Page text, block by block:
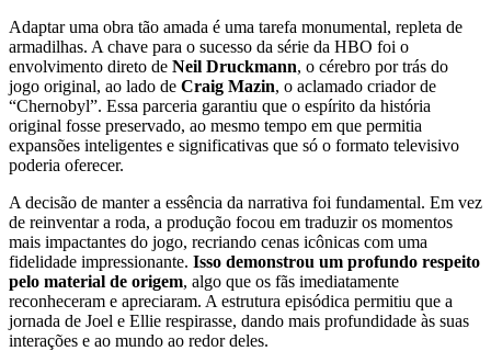
Adaptar uma obra tão amada é uma tarefa monumental, repleta de
armadilhas. A chave para o sucesso da série da HBO foi o
envolvimento direto de Neil Druckmann, o cérebro por trás do
jogo original, ao lado de Craig Mazin, o aclamado criador de
“Chernobyl”. Essa parceria garantiu que o espírito da história
original fosse preservado, ao mesmo tempo em que permitia
expansões inteligentes e significativas que só o formato televisivo
poderia oferecer.
A decisão de manter a essência da narrativa foi fundamental. Em vez
de reinventar a roda, a produção focou em traduzir os momentos
mais impactantes do jogo, recriando cenas icônicas com uma
fidelidade impressionante. Isso demonstrou um profundo respeito
pelo material de origem, algo que os fãs imediatamente
reconheceram e apreciaram. A estrutura episódica permitiu que a
jornada de Joel e Ellie respirasse, dando mais profundidade às suas
interações e ao mundo ao redor deles.